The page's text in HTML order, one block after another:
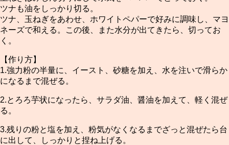
ツナも油をしっかり切る。
ツナ、玉ねぎをあわせ、ホワイトペパーで好みに調味し、マヨ
ネーズで和える。この後、また水分が出てきたら、切ってお
く。
【作り方】
1.強力粉の半量に、イースト、砂糖を加え、水を注いで滑らか
になるまで混ぜる。
2.とろろ芋状になったら、サラダ油、醤油を加えて、軽く混ぜ
る。
3.残りの粉と塩を加え、粉気がなくなるまでざっと混ぜたら台
に出して、しっかりと捏ね上げる。